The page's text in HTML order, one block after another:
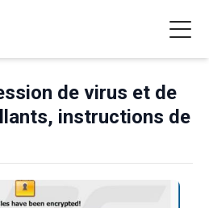
de virus et de
instructions de